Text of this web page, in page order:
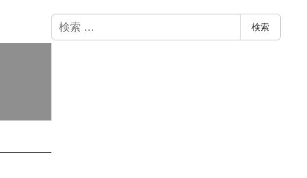
検
索
検索